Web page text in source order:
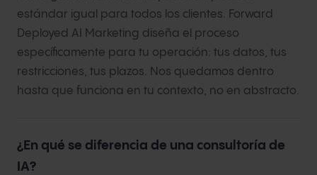
estándar igual para todos los clientes. Forward
Deployed AI Marketing diseña el proceso
específicamente para tu operación: tus datos, tus
restricciones, tus plazos. Nos quedamos dentro
hasta que funciona en tu contexto, no en abstracto.
¿En qué se diferencia de una consultoría de
IA?